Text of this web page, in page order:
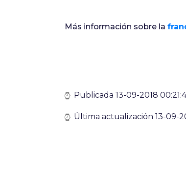
Más información sobre la
Publicada 13-09-2018
Última actualización 13-09-